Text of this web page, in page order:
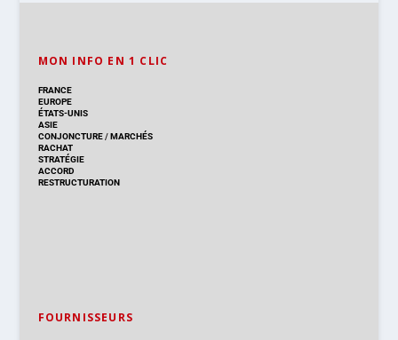
MON INFO EN 1 CLIC
FRANCE
EUROPE
ÉTATS-UNIS
ASIE
CONJONCTURE/MARCHÉS
RACHAT
STRATÉGIE
ACCORD
RESTRUCTURATION
FOURNISSEURS